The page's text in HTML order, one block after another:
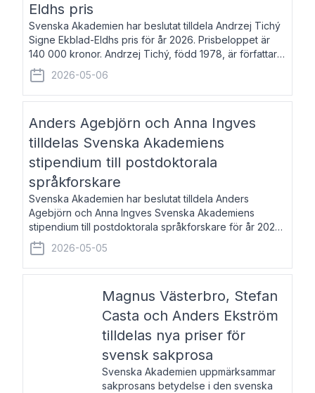
Eldhs pris
Svenska Akademien har beslutat tilldela Andrzej Tichý
Signe Ekblad-Eldhs pris för år 2026. Prisbeloppet är
140 000 kronor. Andrzej Tichý, född 1978, är författare
och kulturskribent. Han debuterade 2005 med den
lovordade romanen Sex liter l
2026-05-06
Anders Agebjörn och Anna Ingves
tilldelas Svenska Akademiens
stipendium till postdoktorala
språkforskare
Svenska Akademien har beslutat tilldela Anders
Agebjörn och Anna Ingves Svenska Akademiens
stipendium till postdoktorala språkforskare för år 2026.
Stipendiebeloppet är 75 000 kronor per mottagare.
Anders Agebjörn, född 1984, är universitet
2026-05-05
Magnus Västerbro, Stefan
Casta och Anders Ekström
tilldelas nya priser för
svensk sakprosa
Svenska Akademien uppmärksammar
sakprosans betydelse i den svenska